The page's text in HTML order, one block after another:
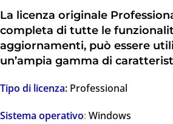
La licenza originale
completa di tutte le
aggiornamenti, può essere
un’ampia gamma di
Tipo di licenza: Professional
Sistema operativo:Windows